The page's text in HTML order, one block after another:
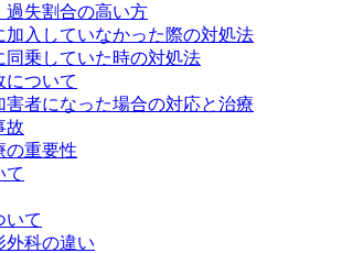
過失割合の高い方
加入していなかった際の対処法
同乗していた時の対処法
について
害者になった場合の対応と治療
故
の重要性
て
いて
外科の違い